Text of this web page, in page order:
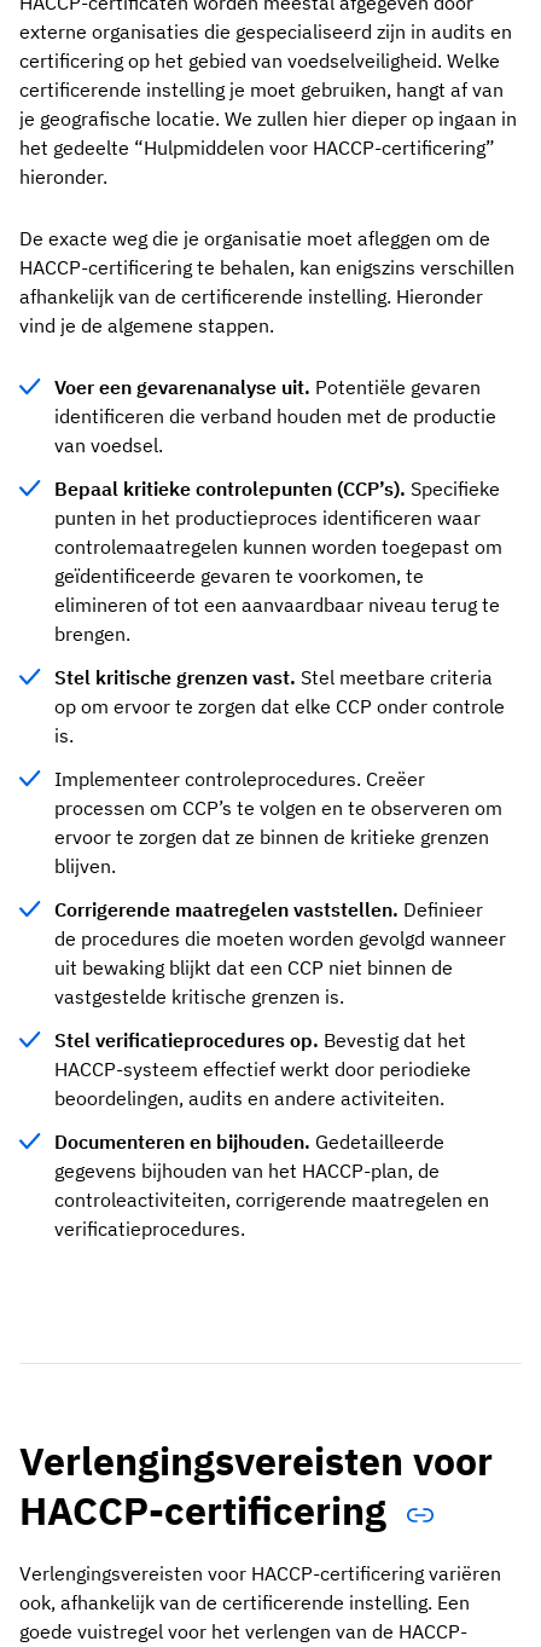
externe organisaties die gespecialiseerd zijn in audits en
certificering op het gebied van voedselveiligheid. Welke
certificerende instelling je moet gebruiken, hangt af van
je geografische locatie. We zullen hier dieper op ingaan in
het gedeelte “Hulpmiddelen voor HACCP-certificering”
hieronder.
De exacte weg die je organisatie moet afleggen om de
HACCP-certificering te behalen, kan enigszins verschillen
afhankelijk van de certificerende instelling. Hieronder
vind je de algemene stappen.
Voer een gevarenanalyse uit. Potentiële gevaren
identificeren die verband houden met de productie
van voedsel.
Bepaal kritieke controlepunten (CCP’s). Specifieke
punten in het productieproces identificeren waar
controlemaatregelen kunnen worden toegepast om
geïdentificeerde gevaren te voorkomen, te
elimineren of tot een aanvaardbaar niveau terug te
brengen.
Stel kritische grenzen vast. Stel meetbare criteria
op om ervoor te zorgen dat elke CCP onder controle
is.
Implementeer controleprocedures. Creëer
processen om CCP’s te volgen en te observeren om
ervoor te zorgen dat ze binnen de kritieke grenzen
blijven.
Corrigerende maatregelen vaststellen. Definieer
de procedures die moeten worden gevolgd wanneer
uit bewaking blijkt dat een CCP niet binnen de
vastgestelde kritische grenzen is.
Stel verificatieprocedures op. Bevestig dat het
HACCP-systeem effectief werkt door periodieke
beoordelingen, audits en andere activiteiten.
Documenteren en bijhouden. Gedetailleerde
gegevens bijhouden van het HACCP-plan, de
controleactiviteiten, corrigerende maatregelen en
verificatieprocedures.
Verlengingsvereisten voor
HACCP-certificering
Verlengingsvereisten voor HACCP-certificering variëren
ook, afhankelijk van de certificerende instelling. Een
goede vuistregel voor het verlengen van de HACCP-